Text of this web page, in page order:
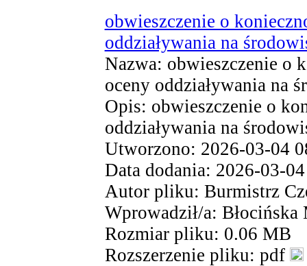
obwieszczenie o
oddziaływania na
Nazwa: obwieszczenie o
oceny oddziaływania na
Opis: obwieszczenie o
oddziaływania na
Utworzono: 2026-03-04
Data dodania: 2026-03-
Autor pliku: Burmistrz
Wprowadził/a: Błocińska
Rozmiar pliku: 0.06 MB
Rozszerzenie pliku: pdf